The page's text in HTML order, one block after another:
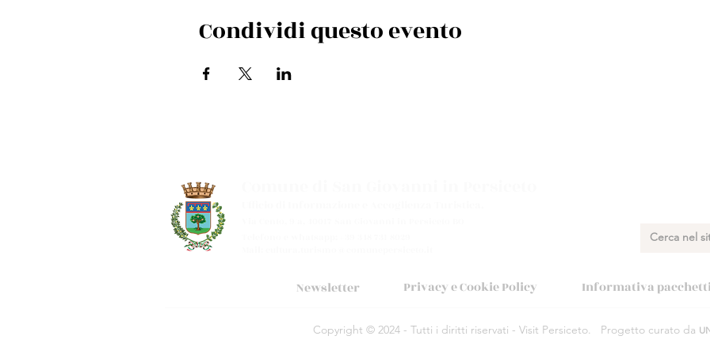
Condividi questo evento
Privacy e Cookie Policy Informativa
Newsletter
Copyright © 2024 - Tutti i diritti riservati - Visit Persiceto. Progetto curato da